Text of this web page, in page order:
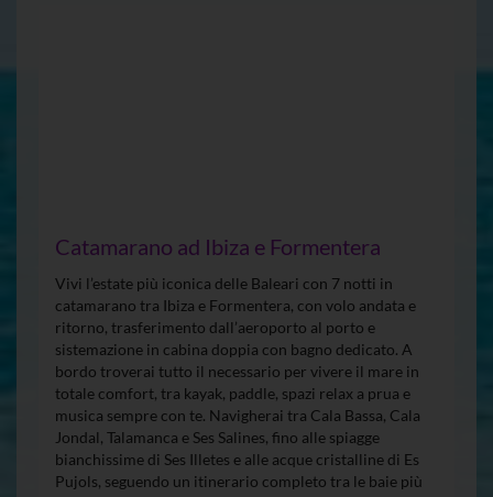
Catamarano ad Ibiza e Formentera
Vivi l’estate più iconica delle Baleari con 7 notti in
catamarano tra Ibiza e Formentera, con volo andata e
ritorno, trasferimento dall’aeroporto al porto e
sistemazione in cabina doppia con bagno dedicato. A
bordo troverai tutto il necessario per vivere il mare in
totale comfort, tra kayak, paddle, spazi relax a prua e
musica sempre con te. Navigherai tra Cala Bassa, Cala
Jondal, Talamanca e Ses Salines, fino alle spiagge
bianchissime di Ses Illetes e alle acque cristalline di Es
Pujols, seguendo un itinerario completo tra le baie più